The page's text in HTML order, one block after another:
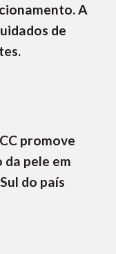
A
de
promove
pele em
do país